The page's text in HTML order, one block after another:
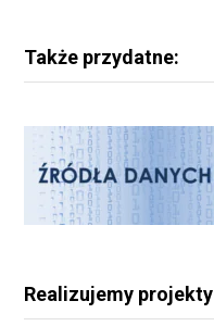
Także przydatne:
Realizujemy projekty